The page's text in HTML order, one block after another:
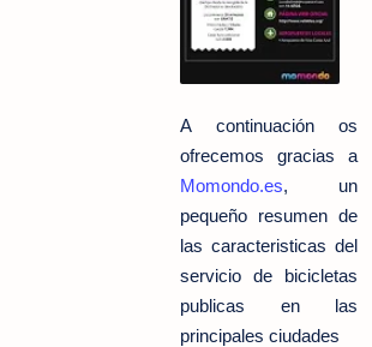
A continuación os
ofrecemos gracias a
Momondo.es, un
pequeño resumen de
las caracteristicas del
servicio de bicicletas
publicas en las
principales ciudades